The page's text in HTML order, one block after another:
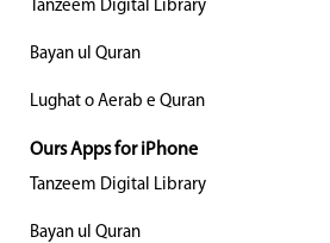
Tanzeem Digital Library
Bayan ul Quran
Lughat o Aerab e Quran
Ours Apps for iPhone
Tanzeem Digital Library
Bayan ul Quran